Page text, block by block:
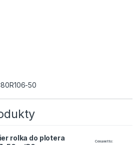
50
1067x50m/80g quantity
rolka do plotera
Cena netto